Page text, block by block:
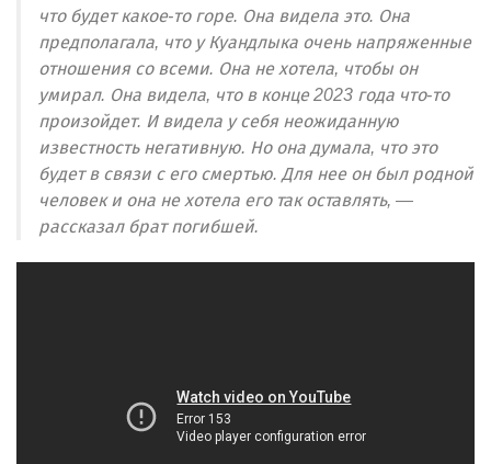
что будет какое-то горе. Она видела это. Она
предполагала, что у Куандлыка очень напряженные
отношения со всеми. Она не хотела, чтобы он
умирал. Она видела, что в конце 2023 года что-то
произойдет. И видела у себя неожиданную
известность негативную. Но она думала, что это
будет в связи с его смертью. Для нее он был родной
человек и она не хотела его так оставлять, —
рассказал брат погибшей.